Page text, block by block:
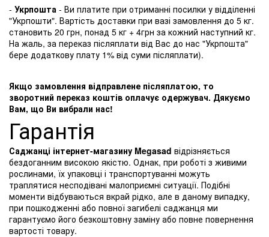
- Укрпошта - Ви платите при отриманні посилки у відділенні
"Укрпошти". Вартість доставки при вазі замовлення до 5 кг.
становить 20 грн, понад 5 кг + 4грн за кожний наступний кг.
На жаль, за переказ післяплати від Вас до нас "Укрпошта"
бере додаткову плату 1% від суми післяплати).
Якщо замовлення відправлене післяплатою, то
зворотний переказ коштів оплачує одержувач. Дякуємо
Вам, що Ви вибрали нас!
Гарантія
Саджанці інтернет-магазину Megasad відрізняється
бездоганним високою якістю. Однак, при роботі з живими
рослинами, їх упаковці і транспортуванні можуть
траплятися несподівані малоприємні ситуації. Подібні
моменти відбуваються вкрай рідко, але в даному випадку,
при пошкодженні або повної загибелі саджанця ми
гарантуємо його безкоштовну заміну або повне повернення
вартості товару.